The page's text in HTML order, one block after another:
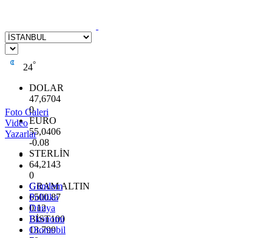
24°
DOLAR
47,6704
0
EURO
55,0406
-0.08
STERLİN
64,2143
0
GRAM ALTIN
6500.87
0.12
BİST100
13.799
Foto Galeri
Video
Yazarlar
Gündem
Politika
Dünya
Ekonomi
Otomobil